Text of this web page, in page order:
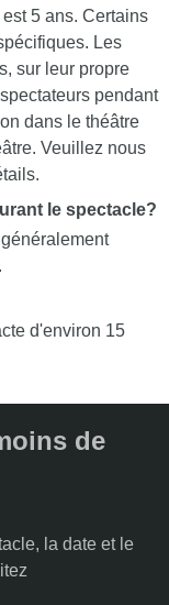
5 ans. Certains
Les
sur leur propre
pendant
dans le théâtre
Veuillez nous
le spectacle?
d'environ 15
de
la date et le